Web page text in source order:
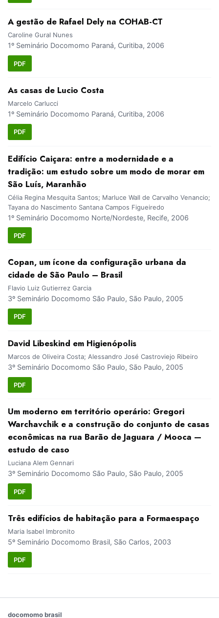
A gestão de Rafael Dely na COHAB-CT
Caroline Gural Nunes
1º Seminário Docomomo Paraná, Curitiba, 2006
PDF
As casas de Lucio Costa
Marcelo Carlucci
1º Seminário Docomomo Paraná, Curitiba, 2006
PDF
Edifício Caiçara: entre a modernidade e a
tradição: um estudo sobre um modo de morar em
São Luís, Maranhão
Célia Regina Mesquita Santos; Marluce Wall de Carvalho Venancio;
Tayana do Nascimento Santana Campos Figueiredo
1º Seminário Docomomo Norte/Nordeste, Recife, 2006
PDF
Copan, um ícone da configuração urbana da
cidade de São Paulo – Brasil
Flavio Luiz Gutierrez Garcia
3º Seminário Docomomo São Paulo, São Paulo, 2005
PDF
David Libeskind em Higienópolis
Marcos de Oliveira Costa; Alessandro José Castroviejo Ribeiro
3º Seminário Docomomo São Paulo, São Paulo, 2005
PDF
Um moderno em território operário: Gregori
Warchavchik e a construção do conjunto de casas
econômicas na rua Barão de Jaguara / Mooca —
estudo de caso
Luciana Alem Gennari
3º Seminário Docomomo São Paulo, São Paulo, 2005
PDF
Três edifícios de habitação para a Formaespaço
Maria Isabel Imbronito
5º Seminário Docomomo Brasil, São Carlos, 2003
PDF
docomomo brasil